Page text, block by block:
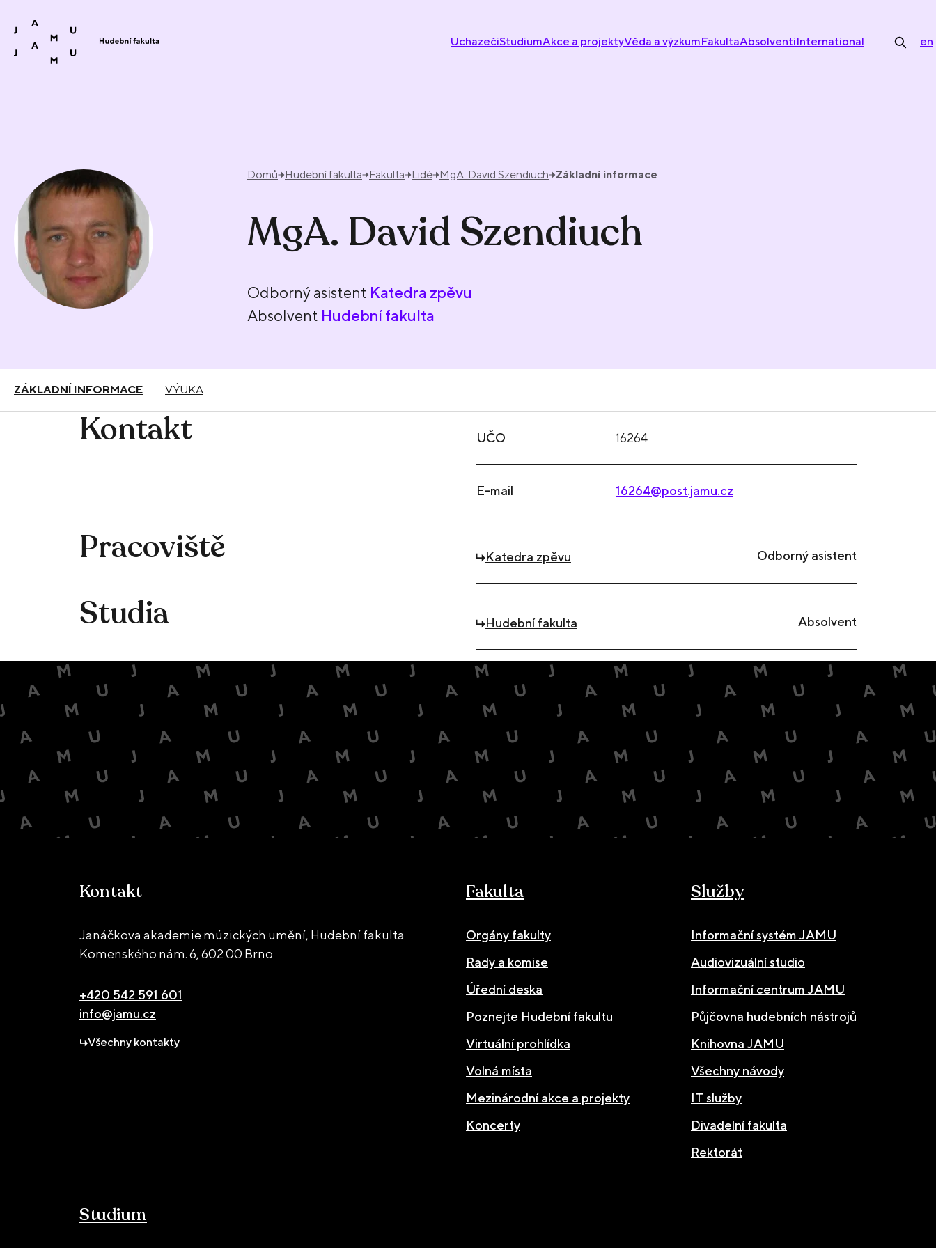
UchazečiStudiumAkce a projektyVěda a výzkumFakultaAbsolventiInternational en
Domů Hudební fakulta Fakulta Lidé MgA. David Szendiuch Základní informace
MgA. David Szendiuch
Odborný asistent Katedra zpěvu
Absolvent Hudební fakulta
ZÁKLADNÍ INFORMACE VÝUKA
Kontakt UČO 16264
E-mail 16264@post.jamu.cz
Pracoviště Odborný asistent
Katedra zpěvu
Studia Absolvent
Hudební fakulta
Kontakt
Janáčkova akademie múzických umění, Hudební fakulta
Komenského nám. 6,602 00 Brno
+420 542 591 601
info@jamu.cz
Všechny kontakty
Fakulta
Orgány fakulty
Rady a komise
Úřední deska
Poznejte Hudební fakultu
Virtuální prohlídka
Volná místa
Mezinárodní akce a projekty
Koncerty
Služby
Informační systém JAMU
Audiovizuální studio
Informační centrum JAMU
Půjčovna hudebních nástrojů
Knihovna JAMU
Všechny návody
IT služby
Divadelní fakulta
Rektorát
Studium